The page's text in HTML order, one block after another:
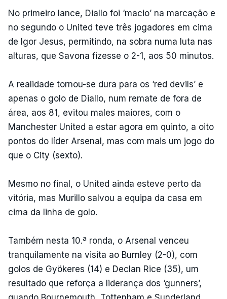
No primeiro lance, Diallo foi ‘macio’ na marcação e
no segundo o United teve três jogadores em cima
de Igor Jesus, permitindo, na sobra numa luta nas
alturas, que Savona fizesse o 2-1, aos 50 minutos.
A realidade tornou-se dura para os ‘red devils’ e
apenas o golo de Diallo, num remate de fora de
área, aos 81, evitou males maiores, com o
Manchester United a estar agora em quinto, a oito
pontos do líder Arsenal, mas com mais um jogo do
que o City (sexto).
Mesmo no final, o United ainda esteve perto da
vitória, mas Murillo salvou a equipa da casa em
cima da linha de golo.
Também nesta 10.ª ronda, o Arsenal venceu
tranquilamente na visita ao Burnley (2-0), com
golos de Gyökeres (14) e Declan Rice (35), um
resultado que reforça a liderança dos ‘gunners’,